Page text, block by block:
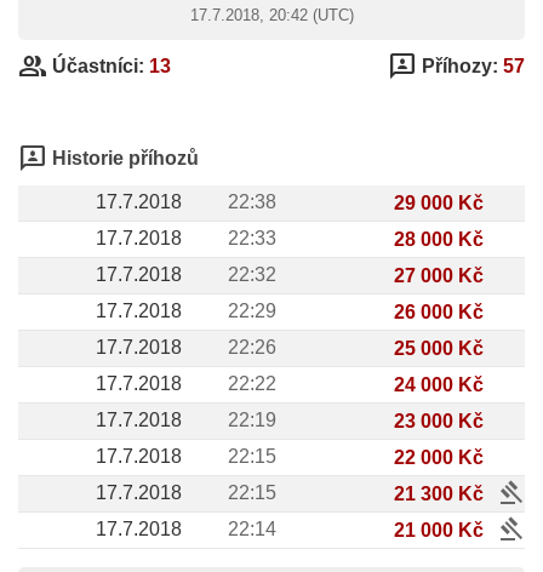
17.7.2018, 20:42 (UTC)
group Účastníci: 13 3p Příhozy: 57
3p Historie příhozů
17.7.2018 22:38
29 000 Kč
17.7.2018
22:33
28 000 Kč
17.7.2018
22:32
27 000 Kč
17.7.2018
22:29
26 000 Kč
17.7.2018
22:26
25 000 Kč
17.7.2018
22:22
24 000 Kč
17.7.2018
22:19
23 000 Kč
17.7.2018
22:15
22 000 Kč
17.7.2018
22:15 21 300 Kč gavel
17.7.2018 22:14 21 000 Kč
gavel